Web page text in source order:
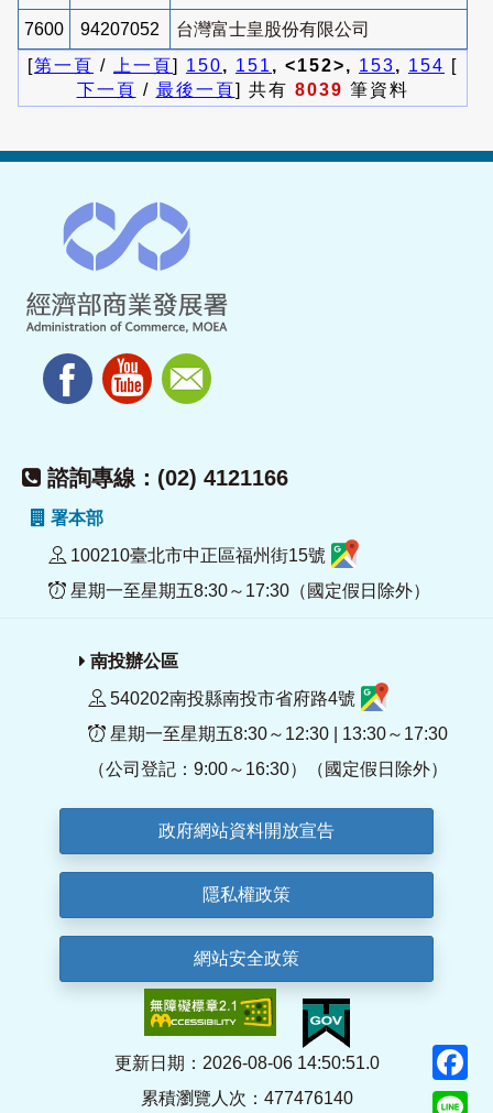
7600 94207052
台灣富士皇股份有限公司
[第一頁 / 上一頁] 150, 151 , <152>, 153, 154 [
下一頁 / 最後一頁] 共有 8039 筆資料
諮詢專線：(02) 4121166
署本部
100210臺北市中正區福州街15號
星期一至星期五8:30～17:30（國定假日除外）
南投辦公區
540202南投縣南投市省府路4號
星期一至星期五8:30～12:30 | 13:30～17:30
（公司登記：9:00～16:30）（國定假日除外）
政府網站資料開放宣告
隱私權政策
網站安全政策
更新日期：2026-08-06 14:50:51.0
累積瀏覽人次：477476140